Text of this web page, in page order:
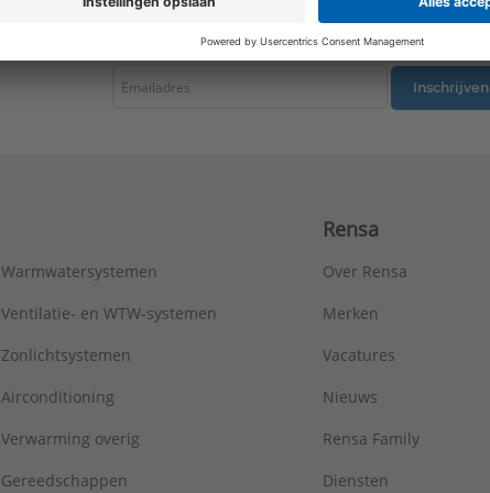
RAL-nummer (vergelijkbaar):
IK00
Uitvoering oppervlakte: Glanzend
A071B
Inschrijven
Warmwatersystemen
Ventilatie- en WTW-systemen
Zonlichtsystemen
Airconditioning
Verwarming overig
Gereedschappen
Rensa
Over Rensa
Merken
Vacatures
Nieuws
Rensa Family
Diensten